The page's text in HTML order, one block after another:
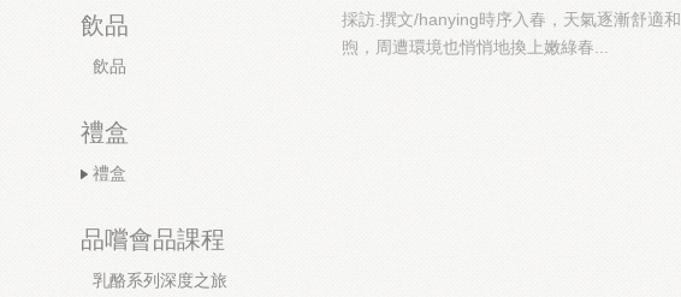
飲品
飲品
禮盒
禮盒
品嚐會品課程
乳酪系列深度之旅
採訪.撰文/hanying時序入春，天氣逐漸舒適和
煦，周遭環境也悄悄地換上嫩綠春...